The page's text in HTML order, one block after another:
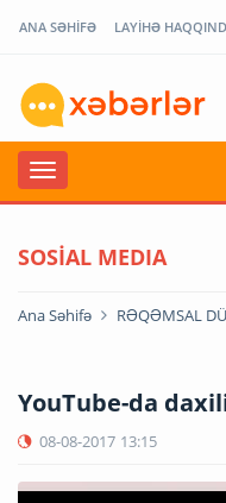
ANA SƏHİFƏ LAYİHƏ
SOSİAL MEDIA
Ana Səhifə RƏQƏMSAL
YouTube-da
08-08-2017 13:15